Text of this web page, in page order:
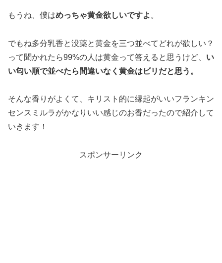
もうね、僕はめっちゃ黄金欲しいですよ 。
でもね多分乳香と没薬と黄金を三つ並べてどれが欲しい？
って聞かれたら99%の人は黄金って答えると思うけど、 い
い匂い順で並べたら間違いなく黄金はビリだと思う。
そんな香りがよくて、キリスト的に縁起がいいフランキン
センスミルラがかなりいい感じのお香だったので紹介して
いきます！
スポンサーリンク